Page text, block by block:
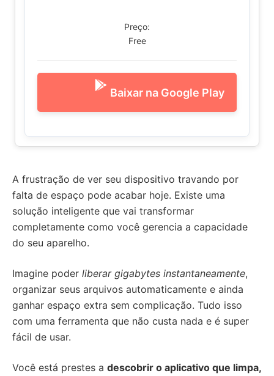
Preço:
Free
Baixar na Google Play
A frustração de ver seu dispositivo travando por
falta de espaço pode acabar hoje. Existe uma
solução inteligente que vai transformar
completamente como você gerencia a capacidade
do seu aparelho.
Imagine poder liberar gigabytes instantaneamente,
organizar seus arquivos automaticamente e ainda
ganhar espaço extra sem complicação. Tudo isso
com uma ferramenta que não custa nada e é super
fácil de usar.
Você está prestes a descobrir o aplicativo que limpa,